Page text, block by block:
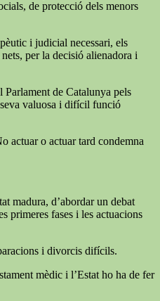
de protecció dels menors
i judicial necessari, els
per la decisió alienadora i
Parlament de Catalunya pels
seva valuosa i difícil funció
actuar o actuar tard condemna
madura, d’abordar un debat
primeres fases i les actuacions
i divorcis difícils.
mèdic i l’Estat ho ha de fer